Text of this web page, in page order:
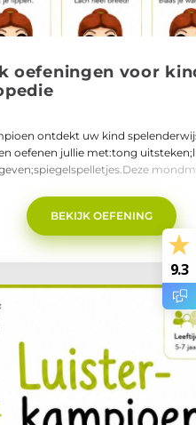
oe­fe­nin­gen voor
ontdekt uw kind
oefenen jullie met:tong
helpt kinderen bewuster te
kan ondersteuning bieden
en tong bewegenAdemcontrole
vergrotenLeeftijd: 4–7 jaar👉
Kampioen (PDF)Praatjuf
BEKIJK OEFENING
9.3